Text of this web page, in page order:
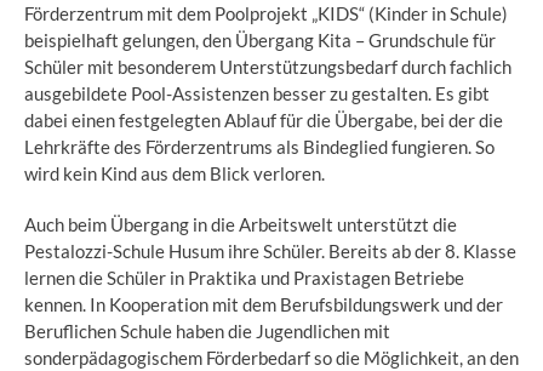
Förderzentrum mit dem Poolprojekt „KIDS“ (Kinder in Schule)
beispielhaft gelungen, den Übergang Kita – Grundschule für
Schüler mit besonderem Unterstützungsbedarf durch fachlich
ausgebildete Pool-Assistenzen besser zu gestalten. Es gibt
dabei einen festgelegten Ablauf für die Übergabe, bei der die
Lehrkräfte des Förderzentrums als Bindeglied fungieren. So
wird kein Kind aus dem Blick verloren.
Auch beim Übergang in die Arbeitswelt unterstützt die
Pestalozzi-Schule Husum ihre Schüler. Bereits ab der 8. Klasse
lernen die Schüler in Praktika und Praxistagen Betriebe
kennen. In Kooperation mit dem Berufsbildungswerk und der
Beruflichen Schule haben die Jugendlichen mit
sonderpädagogischem Förderbedarf so die Möglichkeit, an den